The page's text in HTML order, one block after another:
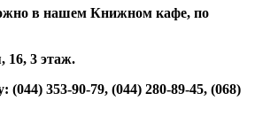
в нашем Книжном кафе, по
16, 3 этаж.
(044) 353-90-79, (044) 280-89-45, (068)